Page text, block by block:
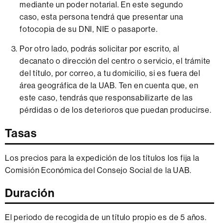
mediante un poder notarial. En este segundo
caso, esta persona tendrá que presentar una
fotocopia de su DNI, NIE o pasaporte.
Por otro lado, podrás solicitar por escrito, al
decanato o dirección del centro o servicio, el trámite
del título, por correo, a tu domicilio, si es fuera del
área geográfica de la UAB. Ten en cuenta que, en
este caso, tendrás que responsabilizarte de las
pérdidas o de los deterioros que puedan producirse.
Tasas
Los precios para la expedición de los títulos los fija la
Comisión Económica del Consejo Social de la UAB.
Duración
El periodo de recogida de un título propio es de 5 años.